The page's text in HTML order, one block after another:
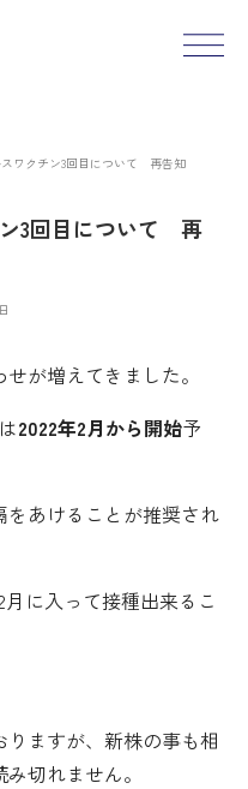
ワクチン3回目について 再告知
3回目について 再
が増えてきました。
2022年2月から開始予
をあけることが推奨され
に入って接種出来るこ
ますが、新株の事も相
切れません。